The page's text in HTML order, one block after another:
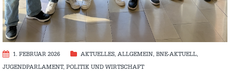
1. FEBRUAR 2026 AKTUELLES, ALLGEMEIN, BNE-AKTUELL,
JUGENDPARLAMENT, POLITIK UND WIRTSCHAFT